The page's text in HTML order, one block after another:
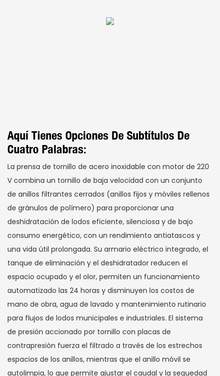
Aquí Tienes Opciones De Subtítulos De
Cuatro Palabras:
La prensa de tornillo de acero inoxidable con motor de 220
V combina un tornillo de baja velocidad con un conjunto
de anillos filtrantes cerrados (anillos fijos y móviles rellenos
de gránulos de polímero) para proporcionar una
deshidratación de lodos eficiente, silenciosa y de bajo
consumo energético, con un rendimiento antiatascos y
una vida útil prolongada. Su armario eléctrico integrado, el
tanque de eliminación y el deshidratador reducen el
espacio ocupado y el olor, permiten un funcionamiento
automatizado las 24 horas y disminuyen los costos de
mano de obra, agua de lavado y mantenimiento rutinario
para flujos de lodos municipales e industriales. El sistema
de presión accionado por tornillo con placas de
contrapresión fuerza el filtrado a través de los estrechos
espacios de los anillos, mientras que el anillo móvil se
autolimpia, lo que permite ajustar el caudal y la sequedad